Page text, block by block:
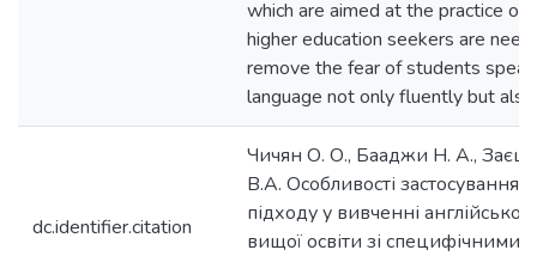
which are aimed at the practice of
higher education seekers are
remove the fear of students
language not only fluently but
dc.identifier.citation
Чичян О. О., Бааджи Н. А.,
В.А. Особливості застосування
підходу у вивченні
вищої освіти зі специфічними